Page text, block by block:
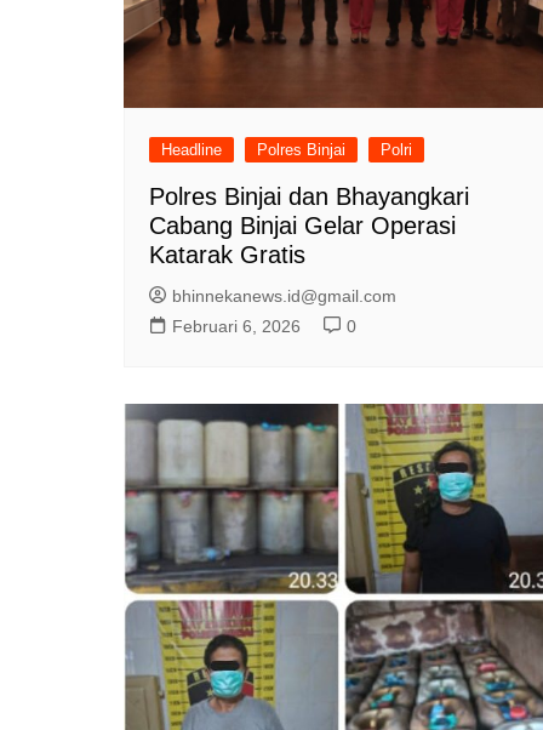
Headline Polres Binjai Polri
Polres Binjai dan Bhayangkari
Cabang Binjai Gelar Operasi
Katarak Gratis
bhinnekanews.id@gmail.com
Februari 6, 2026
0